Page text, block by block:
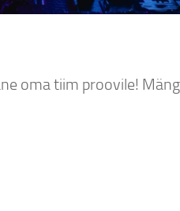
oma tiim proovile!